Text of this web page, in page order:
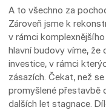
A to všechno za
Zároveň jsme k
v rámci
hlavní budovy víme,
investice, v rámci
zásazích. Čekat, než
promyšlené přestavbě
dalších let stagnace.